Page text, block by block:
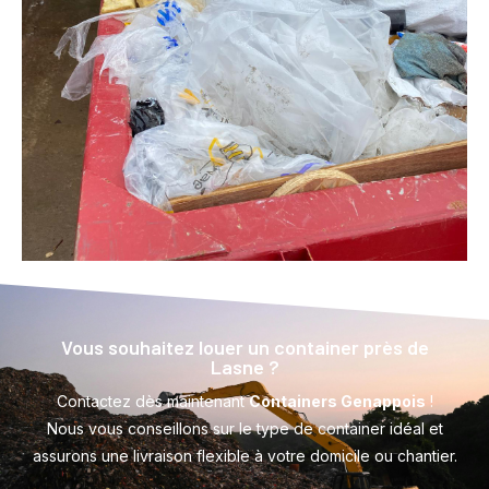
Vous souhaitez louer un container près de
Lasne ?
Contactez dès maintenantContainers Genappois !
Nous vous conseillons sur le type de container idéal et
assurons une livraison flexible à votre domicile ou chantier.